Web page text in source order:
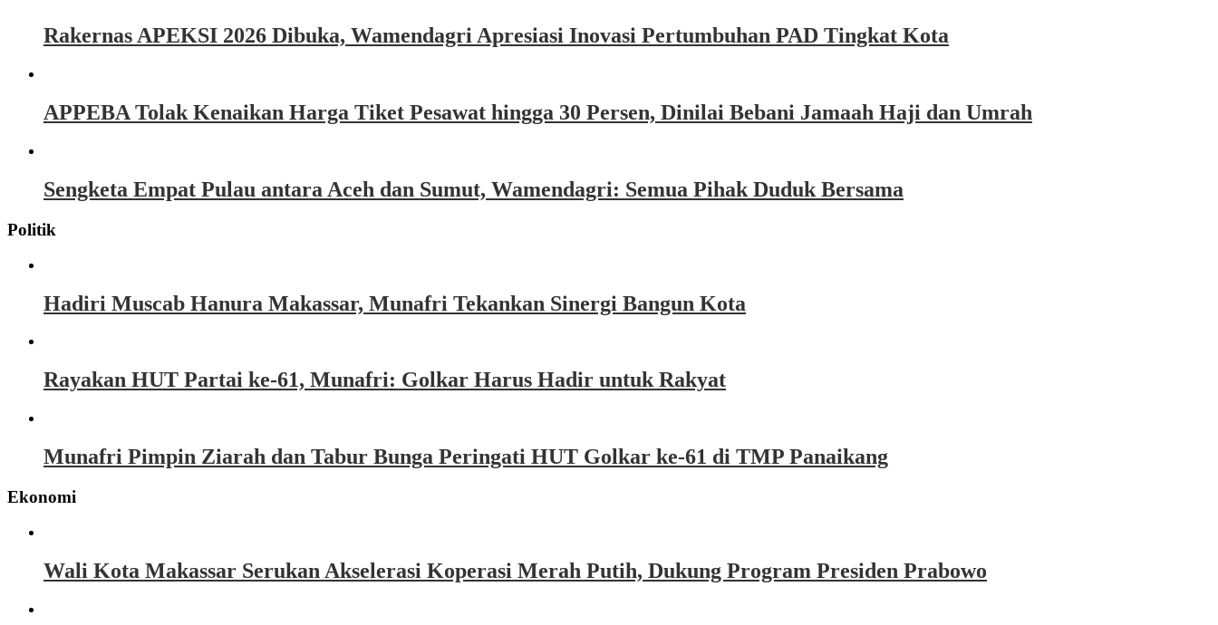
Rakernas APEKSI 2026 Dibuka, Wamendagri Apresiasi Inovasi Pertumbuhan PAD Tingkat Kota
APPEBA Tolak Kenaikan Harga Tiket Pesawat hingga 30 Persen, Dinilai Bebani Jamaah Haji dan Umrah
Sengketa Empat Pulau antara Aceh dan Sumut, Wamendagri: Semua Pihak Duduk Bersama
Politik
Hadiri Muscab Hanura Makassar, Munafri Tekankan Sinergi Bangun Kota
Rayakan HUT Partai ke-61, Munafri: Golkar Harus Hadir untuk Rakyat
Munafri Pimpin Ziarah dan Tabur Bunga Peringati HUT Golkar ke-61 di TMP Panaikang
Ekonomi
Wali Kota Makassar Serukan Akselerasi Koperasi Merah Putih, Dukung Program Presiden Prabowo